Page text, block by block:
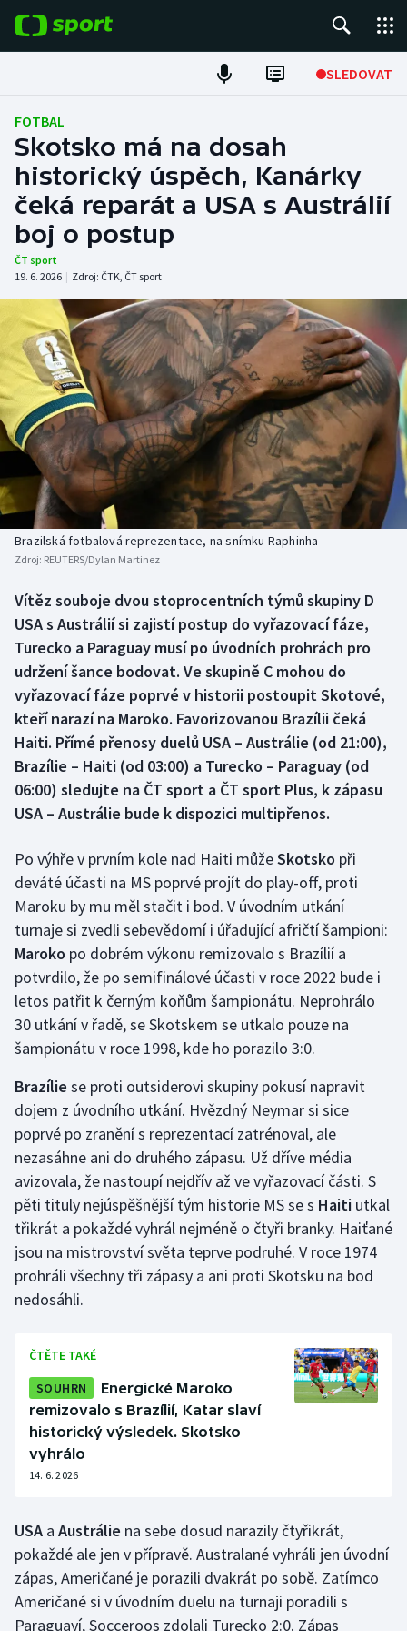
SLEDOVAT
Fotbal
Hokej
Tenis
Atletika
DALŠÍ SPORTY
Americký fotbal
Baseball a softbal
Basketbal
Biatlon
Boby a skeleton
Box
Curling
Dostihy
Florbal
Futsal
Golf
Gymnastika
Házená
Jezdectví
Judo
Krasobruslení
Lezení
Lyže a snowboard
Moderní pětiboj
Motorsport
Olympijské hry
Parasport
Plážový volejbal
Ragby
Rychlobruslení
Short track
Sportovní střelba
NEPŘEHLÉDNĚTE
Soutěže
Historické návraty
Aplikace ČT sport
AZ kvíz
FOTBAL
Skotsko má na dosah
historický úspěch, Kanárky
čeká reparát a USA s Austrálií
boj o postup
ČT sport
19. 6. 2026 | Zdroj: ČTK, ČT sport
Brazilská fotbalová reprezentace, na snímku Raphinha
Zdroj: REUTERS/Dylan Martinez
Vítěz souboje dvou stoprocentních týmů skupiny D
USA s Austrálií si zajistí postup do vyřazovací fáze,
Turecko a Paraguay musí po úvodních prohrách pro
udržení šance bodovat. Ve skupině C mohou do
vyřazovací fáze poprvé v historii postoupit Skotové,
kteří narazí na Maroko. Favorizovanou Brazílii čeká
Haiti. Přímé přenosy duelů USA – Austrálie (od 21:00),
Brazílie – Haiti (od 03:00) a Turecko – Paraguay (od
06:00) sledujte na ČT sport a ČT sport Plus, k zápasu
USA – Austrálie bude k dispozici multipřenos.
Po výhře v prvním kole nad Haiti můžeSkotsko při
deváté účasti na MS poprvé projít do play-off, proti
Maroku by mu měl stačit i bod. V úvodním utkání
turnaje si zvedli sebevědomí i úřadující afričtí šampioni:
Maroko po dobrém výkonu remizovalo s Brazílií a
potvrdilo, že po semifinálové účasti v roce 2022 bude i
letos patřit k černým koňům šampionátu. Neprohrálo
30 utkání v řadě, se Skotskem se utkalo pouze na
šampionátu v roce 1998, kde ho porazilo 3:0.
Brazílie se proti outsiderovi skupiny pokusí napravit
dojem z úvodního utkání. Hvězdný Neymar si sice
poprvé po zranění s reprezentací zatrénoval, ale
nezasáhne ani do druhého zápasu. Už dříve média
avizovala, že nastoupí nejdřív až ve vyřazovací části. S
pěti tituly nejúspěšnější tým historie MS se s Haiti utkal
třikrát a pokaždé vyhrál nejméně o čtyři branky. Haiťané
jsou na mistrovství světa teprve podruhé. V roce 1974
prohráli všechny tři zápasy a ani proti Skotsku na bod
nedosáhli.
ČTĚTE TAKÉ
SOUHRN
Energické Maroko
remizovalo s Brazílií, Katar slaví
historický výsledek. Skotsko
vyhrálo
14. 6. 2026
USA a Austrálie na sebe dosud narazily čtyřikrát,
pokaždé ale jen v přípravě. Australané vyhráli jen úvodní
zápas, Američané je porazili dvakrát po sobě. Zatímco
Američané si v úvodním duelu na turnaji poradili s
Paraguayí, Socceroos zdolali Turecko 2:0. Zápas